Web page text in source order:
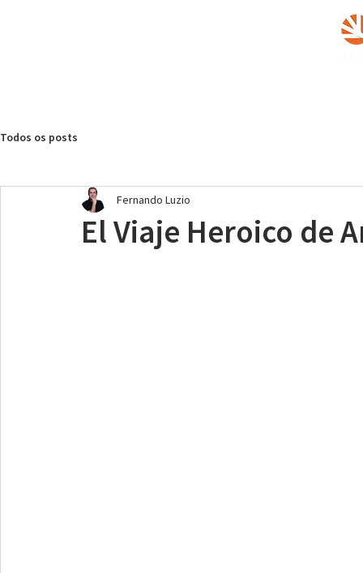
Todos os posts
El Viaje Heroico de
Fernando Luzio